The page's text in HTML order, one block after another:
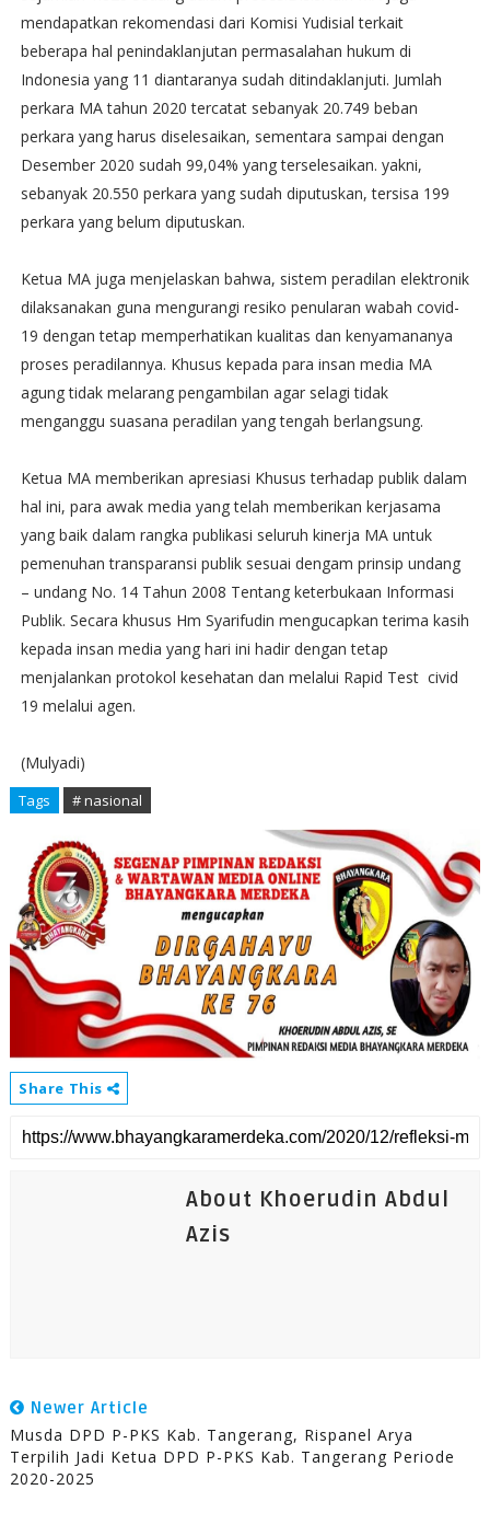
mendapatkan rekomendasi dari Komisi Yudisial terkait
beberapa hal penindaklanjutan permasalahan hukum di
Indonesia yang 11 diantaranya sudah ditindaklanjuti. Jumlah
perkara MA tahun 2020 tercatat sebanyak 20.749 beban
perkara yang harus diselesaikan, sementara sampai dengan
Desember 2020 sudah 99,04% yang terselesaikan. yakni,
sebanyak 20.550 perkara yang sudah diputuskan, tersisa 199
perkara yang belum diputuskan.
Ketua MA juga menjelaskan bahwa, sistem peradilan elektronik
dilaksanakan guna mengurangi resiko penularan wabah covid-
19 dengan tetap memperhatikan kualitas dan kenyamananya
proses peradilannya. Khusus kepada para insan media MA
agung tidak melarang pengambilan agar selagi tidak
menganggu suasana peradilan yang tengah berlangsung.
Ketua MA memberikan apresiasi Khusus terhadap publik dalam
hal ini, para awak media yang telah memberikan kerjasama
yang baik dalam rangka publikasi seluruh kinerja MA untuk
pemenuhan transparansi publik sesuai dengam prinsip undang
– undang No. 14 Tahun 2008 Tentang keterbukaan Informasi
Publik. Secara khusus Hm Syarifudin mengucapkan terima kasih
kepada insan media yang hari ini hadir dengan tetap
menjalankan protokol kesehatan dan melalui Rapid Test civid
19 melalui agen.
(Mulyadi)
Tags # nasional
Share This
About Khoerudin Abdul
Azis
Newer Article
Musda DPD P-PKS Kab. Tangerang, Rispanel Arya
Terpilih Jadi Ketua DPD P-PKS Kab. Tangerang Periode
2020-2025